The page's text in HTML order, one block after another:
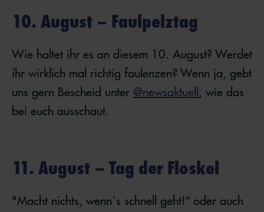
10. August – Faulpelztag
Wie haltet ihr es an diesem 10. August? Werdet
ihr wirklich mal richtig faulenzen? Wenn ja, gebt
uns gern Bescheid unter @newsaktuell , wie das
bei euch ausschaut.
11. August – Tag der Floskel
"Macht nichts, wenn´s schnell geht!“ oder auch